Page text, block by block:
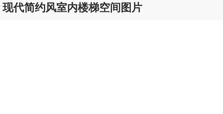
现代简约风室内楼梯空间图片